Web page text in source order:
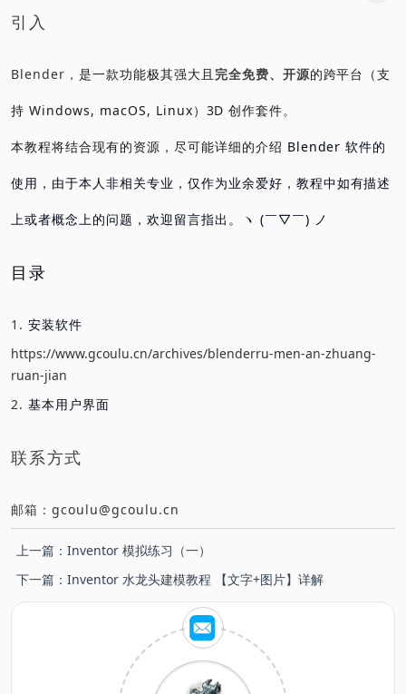
引入
Blender， 是一款功能极其强大且 完全免费、开源的跨平台（支
持 Windows, macOS, Linux）3D 创作套件。
本教程将结合现有的资源，尽可能详细的介绍 Blender 软件的
使用，由于本人非相关专业，仅作为业余爱好，教程中如有描述
上或者概念上的问题，欢迎留言指出。ヽ (￣▽￣) ノ
目录
1. 安装软件
https://www.gcoulu.cn/archives/blenderru-men-an-zhuang-
ruan-jian
2. 基本用户界面
联系方式
邮箱：gcoulu@gcoulu.cn
上一篇： Inventor 模拟练习（一）
下一篇： Inventor 水龙头建模教程 【文字+图片】详解